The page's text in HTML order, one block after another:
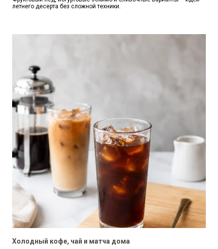
летнего десерта без сложной техники.
Холодный кофе, чай и матча дома